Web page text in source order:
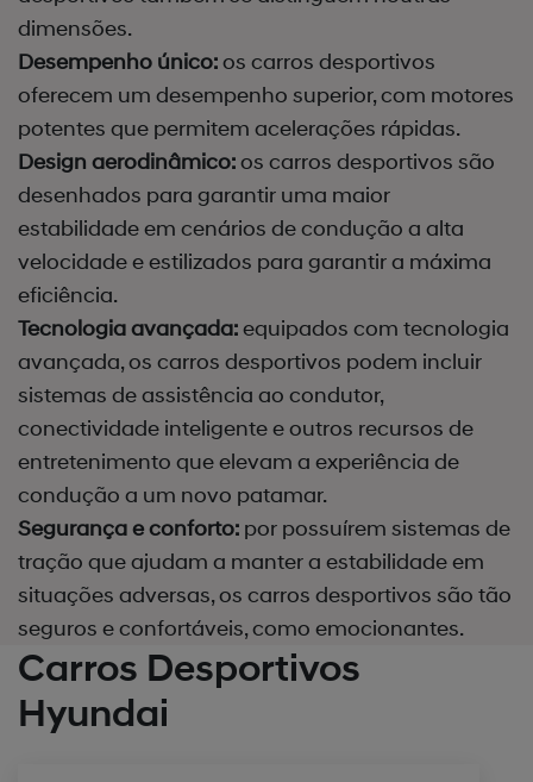
dimensões.
Desempenho único:os carros desportivos
oferecem um desempenho superior, com motores
potentes que permitem acelerações rápidas.
Design aerodinâmico:os carros desportivos são
desenhados para garantir uma maior
estabilidade em cenários de condução a alta
velocidade e estilizados para garantir a máxima
eficiência.
Tecnologia avançada:equipados com tecnologia
avançada, os carros desportivos podem incluir
sistemas de assistência ao condutor,
conectividade inteligente e outros recursos de
entretenimento que elevam a experiência de
condução a um novo patamar.
Segurança e conforto: por possuírem sistemas de
tração que ajudam a manter a estabilidade em
situações adversas, os carros desportivos são tão
seguros e confortáveis, como emocionantes.
Carros Desportivos
Hyundai